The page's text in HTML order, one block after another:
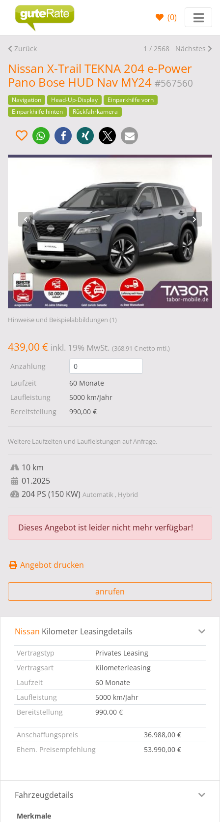
(0)
Zurück 1 / 2568 Nächstes
Nissan X-Trail TEKNA 204 e-Power
Pano Bose HUD Nav MY24 #567560
Navigation Head-Up-Display
Einparkhilfe vorn
Einparkhilfe hinten
Rückfahrkamera
Hinweise und Beispielabbildungen (1)
439,00 € inkl. 19% MwSt. (368,91 € netto mtl.)
Anzahlung
Laufzeit
60 Monate
Laufleistung
5000 km/Jahr
Bereitstellung
990,00 €
Weitere Laufzeiten und Laufleistungen auf Anfrage.
10 km
01.2025
204 PS (150 KW) Automatik , Hybrid
Dieses Angebot ist leider nicht mehr verfügbar!
Angebot drucken
anrufen
Leasingdetails Fahrzeugdetails
Nissan Kilometer Leasingdetails
Vertragstyp
Privates Leasing
Vertragsart
Kilometerleasing
Laufzeit
60 Monate
Laufleistung
5000 km/Jahr
Bereitstellung
990,00 €
Anschaffungspreis
36.988,00 €
Ehem. Preisempfehlung
53.990,00 €
Fahrzeugdetails
Merkmale